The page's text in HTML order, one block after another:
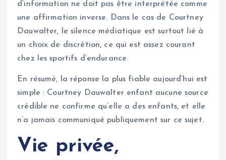
d’information ne doit pas être interprétée comme
une affirmation inverse. Dans le cas de Courtney
Dauwalter, le silence médiatique est surtout lié à
un choix de discrétion, ce qui est assez courant
chez les sportifs d’endurance.
En résumé, la réponse la plus fiable aujourd’hui est
simple : Courtney Dauwalter enfant aucune source
crédible ne confirme qu’elle a des enfants, et elle
n’a jamais communiqué publiquement sur ce sujet.
Vie privée,